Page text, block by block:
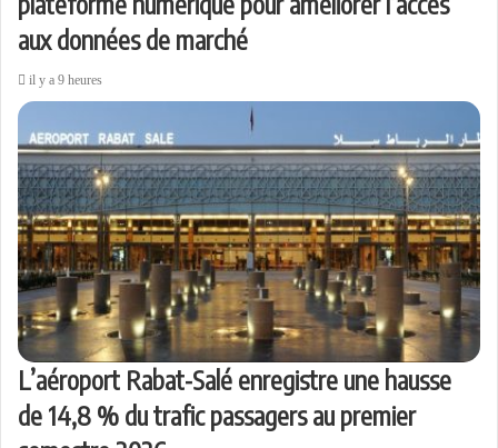
aux données de marché
il y a 9 heures
L’aéroport Rabat-Salé enregistre une hausse
de 14,8 % du trafic passagers au premier